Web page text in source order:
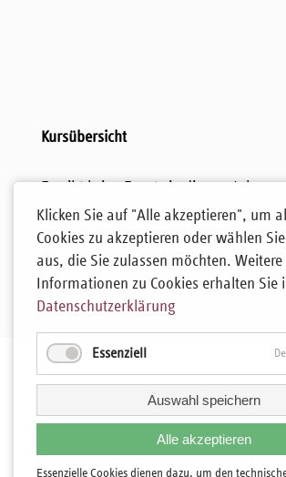
Kursübersicht
Es gibt keine Events in diesem Jahr.
Klicken Sie auf "Alle akzeptieren", um
Cookies zu akzeptieren oder wählen
aus, die Sie zulassen möchten. Weitere
Informationen zu Cookies erhalten Sie
Datenschutzerklärung
Essenziell
Auswahl speichern
Alle akzeptieren
Essenzielle Cookies dienen dazu, um den